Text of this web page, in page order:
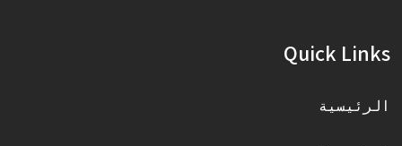
Quick Links
الرئيسية